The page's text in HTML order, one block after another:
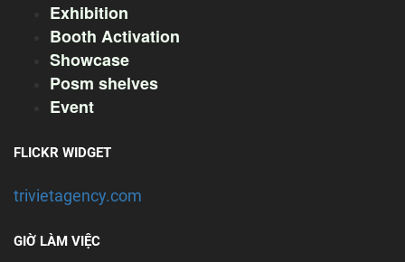
Exhibition
Booth Activation
Showcase
Posm shelves
Event
FLICKR WIDGET
trivietagency.com
GIỜ LÀM VIỆC